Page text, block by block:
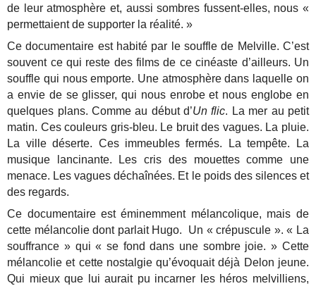
de leur atmosphère et, aussi sombres fussent-elles, nous «
permettaient de supporter la réalité. »
Ce documentaire est habité par le souffle de Melville. C’est
souvent ce qui reste des films de ce cinéaste d’ailleurs. Un
souffle qui nous emporte. Une atmosphère dans laquelle on
a envie de se glisser, qui nous enrobe et nous englobe en
quelques plans. Comme au début d’Un flic. La mer au petit
matin. Ces couleurs gris-bleu. Le bruit des vagues. La pluie.
La ville déserte. Ces immeubles fermés. La tempête. La
musique lancinante. Les cris des mouettes comme une
menace. Les vagues déchaînées. Et le poids des silences et
des regards.
Ce documentaire est éminemment mélancolique, mais de
cette mélancolie dont parlait Hugo. Un « crépuscule ». « La
souffrance » qui « se fond dans une sombre joie. » Cette
mélancolie et cette nostalgie qu’évoquait déjà Delon jeune.
Qui mieux que lui aurait pu incarner les héros melvilliens,